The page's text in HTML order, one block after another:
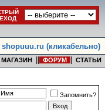
shopuuu.ru (кликабельно)
МАГАЗИН ФОРУМ СТАТЬИ
Запомнить?